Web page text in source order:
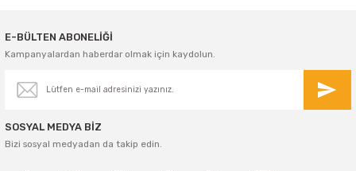
E-BÜLTEN ABONELİĞİ
Kampanyalardan haberdar olmak için kaydolun.
SOSYAL MEDYA BİZ
Bizi sosyal medyadan da takip edin.